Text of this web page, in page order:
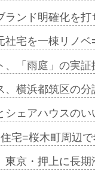
ランド明確化を
社宅を一棟リノ
、「雨庭」の実
、横浜都筑区の
シェアハウスの
宅=桜木町周辺
東京・押上に長